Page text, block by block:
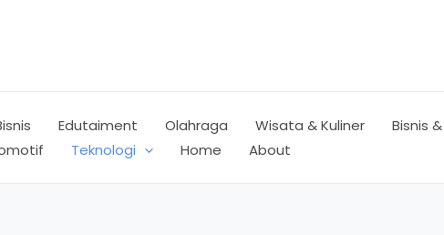
Edutaiment Olahraga Wisata & Kuliner Bisnis
Teknologi Home About